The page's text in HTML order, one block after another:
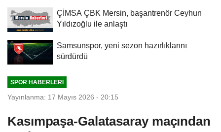
ÇİMSA ÇBK Mersin, başantrenör Ceyhun
Yıldızoğlu ile anlaştı
Samsunspor, yeni sezon hazırlıklarını
sürdürdü
SPOR HABERLERI
Yayınlanma: 17 Mayıs 2026 - 20:15
Kasımpaşa-Galatasaray maçından